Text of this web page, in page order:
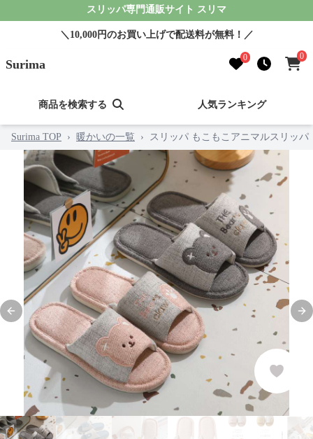
スリッパ専門通販サイト スリマ
＼10,000円のお買い上げで配送料が無料！／
Surima 0 0
商品を検索する 人気ランキング
Surima TOP › 暖かいの一覧 › スリッパ もこもこアニマルスリッパ
Previous slide